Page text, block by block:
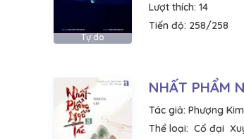
Tự do
Lượt thích: 14
Tiến độ: 258/258
NHẤT PHẨM
Tác giả: Phượng Kim
Thể loại: Cổ đại